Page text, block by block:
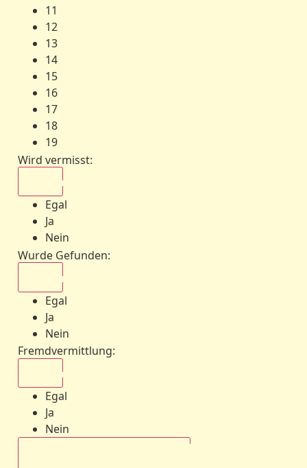
11
12
13
14
15
16
17
18
19
Wird vermisst:
Egal
Ja
Nein
Wurde Gefunden:
Egal
Ja
Nein
Fremdvermittlung:
Egal
Ja
Nein